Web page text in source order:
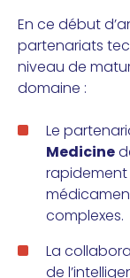
En ce début
partenariats
niveau de
domaine :
Le
Medicine
complexes.
La
de